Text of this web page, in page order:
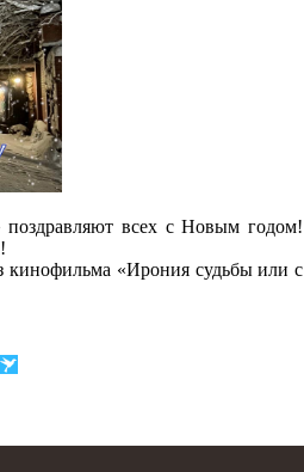
поздравляют всех с Новым годом!
«Ирония судьбы или с